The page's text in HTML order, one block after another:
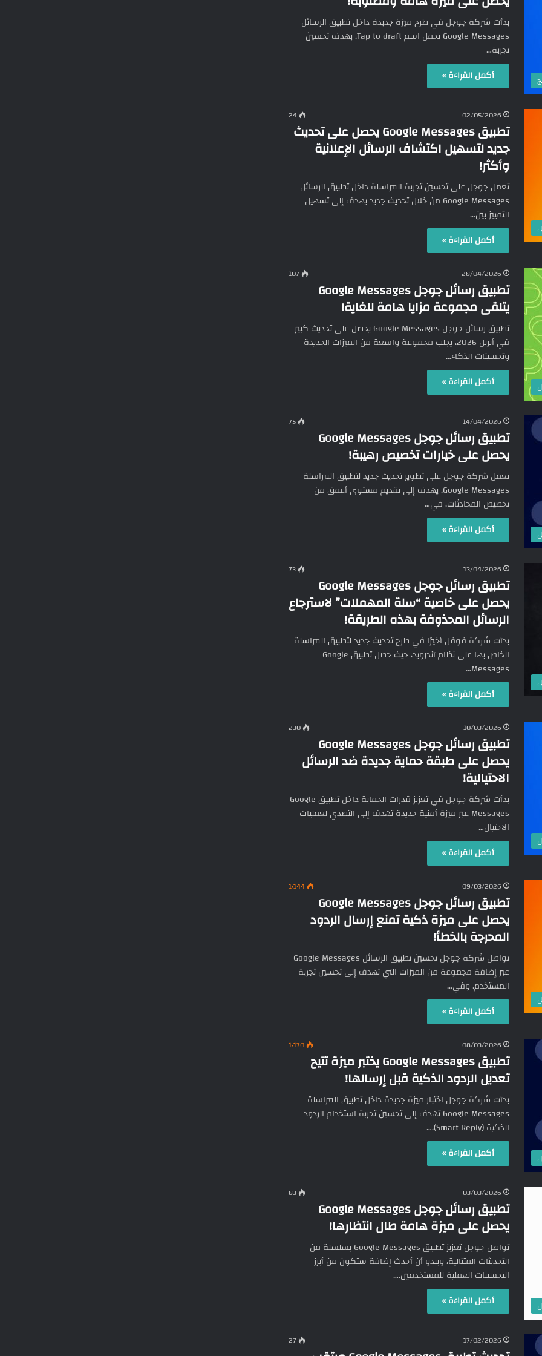
بدأت شركة جوجل في طرح ميزة جديدة داخل تطبيق الرسائل
Google Messages تحمل اسم Tap to draft، بهدف تحسين
تجربة…
أكمل القراءة »
02/05/2026
24
تطبيق Google Messages يحصل على تحديث
جديد لتسهيل اكتشاف الرسائل الإعلانية
وأكثر!
تعمل جوجل على تحسين تجربة المراسلة داخل تطبيق الرسائل
Google Messages من خلال تحديث جديد يهدف إلى تسهيل
التمييز بين…
أكمل القراءة »
28/04/2026
107
تطبيق رسائل جوجل Google Messages
يتلقى مجموعة مزايا هامة للغاية!
تطبيق رسائل جوجل Google Messages يحصل على تحديث كبير
في أبريل 2026، يجلب مجموعة واسعة من الميزات الجديدة
وتحسينات الذكاء…
أكمل القراءة »
14/04/2026
75
تطبيق رسائل جوجل Google Messages
يحصل على خيارات تخصيص رهيبة!
تعمل شركة جوجل على تطوير تحديث جديد لتطبيق المراسلة
Google Messages، يهدف إلى تقديم مستوى أعمق من
تخصيص المحادثات، في…
أكمل القراءة »
13/04/2026
73
تطبيق رسائل جوجل Google Messages
يحصل على خاصية “سلة المهملات” لاسترجاع
الرسائل المحذوفة بهذه الطريقة!
بدأت شركة قوقل أخيرًا في طرح تحديث جديد لتطبيق المراسلة
الخاص بها على نظام أندرويد، حيث حصل تطبيق Google
Messages…
أكمل القراءة »
10/03/2026
230
تطبيق رسائل جوجل Google Messages
يحصل على طبقة حماية جديدة ضد الرسائل
الاحتيالية!
بدأت شركة جوجل في تعزيز قدرات الحماية داخل تطبيق Google
Messages عبر ميزة أمنية جديدة تهدف إلى التصدي لعمليات
الاحتيال…
أكمل القراءة »
09/03/2026 1٬144
تطبيق رسائل جوجل Google Messages
يحصل على ميزة ذكية تمنع إرسال الردود
المحرجة بالخطأ!
تواصل شركة جوجل تحسين تطبيق الرسائل Google Messages
عبر إضافة مجموعة من الميزات التي تهدف إلى تحسين تجربة
المستخدم. وفي…
أكمل القراءة »
08/03/2026 1٬170
تطبيق Google Messages يختبر ميزة تتيح
تعديل الردود الذكية قبل إرسالها!
بدأت شركة جوجل اختبار ميزة جديدة داخل تطبيق المراسلة
Google Messages تهدف إلى تحسين تجربة استخدام الردود
الذكية (Smart Reply)،…
أكمل القراءة »
03/03/2026
83
تطبيق رسائل جوجل Google Messages
يحصل على ميزة هامة طال انتظارها!
تواصل جوجل تعزيز تطبيق Google Messages بسلسلة من
التحديثات المتتالية، ويبدو أن أحدث إضافة ستكون من أبرز
التحسينات العملية للمستخدمين.…
أكمل القراءة »
17/02/2026
27